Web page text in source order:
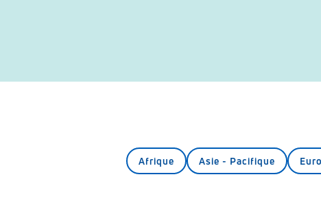
Afrique Asie - Pacifique